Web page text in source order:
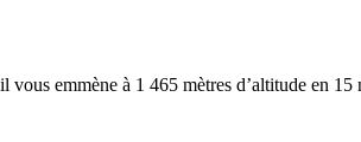
emmène à 1 465 mètres d’altitude en